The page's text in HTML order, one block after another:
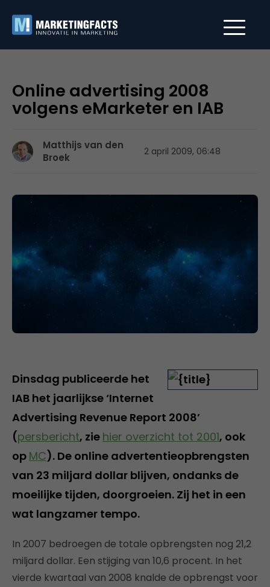
Online advertising 2008
volgens eMarketer en IAB
Matthijs van den
Broek
2 april 2009, 06:48
Dinsdag publiceerde het
IAB het jaarlijkse ‘Internet
Advertising Revenue Report 2008’
(persbericht, zie hier overzicht tot 2001, ook
op MC). De online advertentieopbrengsten
van 23 miljard dollar blijven, ondanks de
moeilijke tijden, doorgroeien. Zij het in een
wat langzamer tempo.
In 2007 bedroegen de totale opbrengsten nog 21,2
miljard dollar. Een stijging van 10,6 procent. In het
vierde kwartaal van 2008 knalde de opbrengst voor